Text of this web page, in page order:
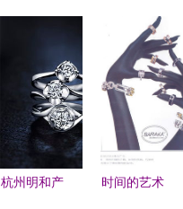
链Y81Y137
东海县盛饰
珠宝的匠心
之作
黑发晶圆珠
手链——东
海县盛饰珠
宝匠心之作
杭州明和产
时间的艺术